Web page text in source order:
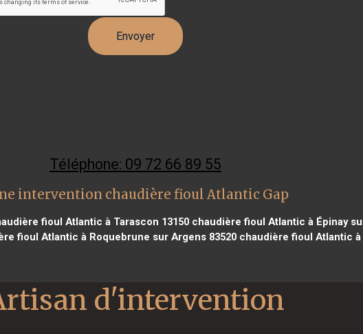
Téléphone: 09 72 66 89 55
intervention chaudière fioul Atlantic Gap
fioul Atlantic à Tarascon 13150chaudière fioul Atlantic à Épinay
fioul Atlantic à Roquebrune sur Argens 83520 chaudière fioul Atlantic à
d'intervention